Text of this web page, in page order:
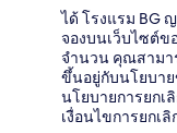
ได้ โรงแรม BG
จองบนเว็บไซต์ข
จำนวน คุณสามา
ขึ้นอยู่กับนโยบา
นโยบายการยกเ
เงื่อนไขการยกเ